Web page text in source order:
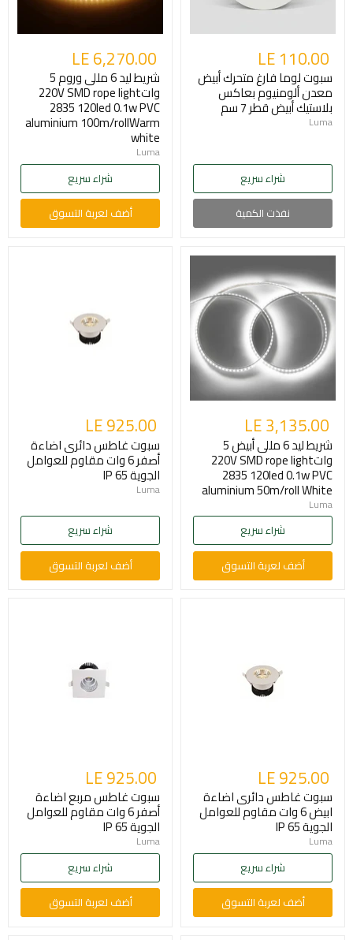
LE 110.00
سبوت لوما فارغ متحرك أبيض
معدن ألومنيوم بعاكس
بلاستيك أبيض قطر 7 سم
Luma
شراء سريع
نفذت الكمية
LE 6,270.00
شريط ليد 6 مللى وروم 5
وات220V SMD rope light
2835 120led 0.1w PVC
aluminium 100m/rollWarm
white
Luma
شراء سريع
أضف لعربة التسوق
LE 3,135.00
شريط ليد 6 مللى أبيض 5
وات220V SMD rope light
2835 120led 0.1w PVC
aluminium 50m/roll White
Luma
شراء سريع
أضف لعربة التسوق
LE 925.00
سبوت غاطس دائرى اضاءة
أصفر 6 وات مقاوم للعوامل
الجوية IP 65
Luma
شراء سريع
أضف لعربة التسوق
LE 925.00
سبوت غاطس دائرى اضاءة
ابيض 6 وات مقاوم للعوامل
الجوية IP 65
Luma
شراء سريع
أضف لعربة التسوق
LE 925.00
سبوت غاطس مربع اضاءة
أصفر 6 وات مقاوم للعوامل
الجوية IP 65
Luma
شراء سريع
أضف لعربة التسوق